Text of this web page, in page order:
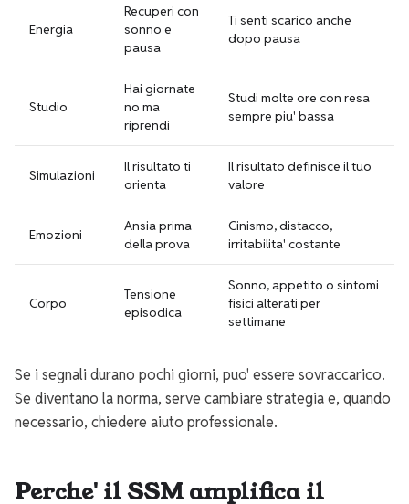
Energia
Recuperi con
sonno e
pausa
Ti senti scarico anche
dopo pausa
Studio
Hai giornate
no ma
riprendi
Studi molte ore con resa
sempre piu' bassa
Simulazioni
Il risultato ti
orienta
Il risultato definisce il tuo
valore
Emozioni
Ansia prima
della prova
Cinismo, distacco,
irritabilita' costante
Corpo
Tensione
episodica
Sonno, appetito o sintomi
fisici alterati per
settimane
Se i segnali durano pochi giorni, puo' essere sovraccarico.
Se diventano la norma, serve cambiare strategia e, quando
necessario, chiedere aiuto professionale.
Perche' il SSM amplifica il